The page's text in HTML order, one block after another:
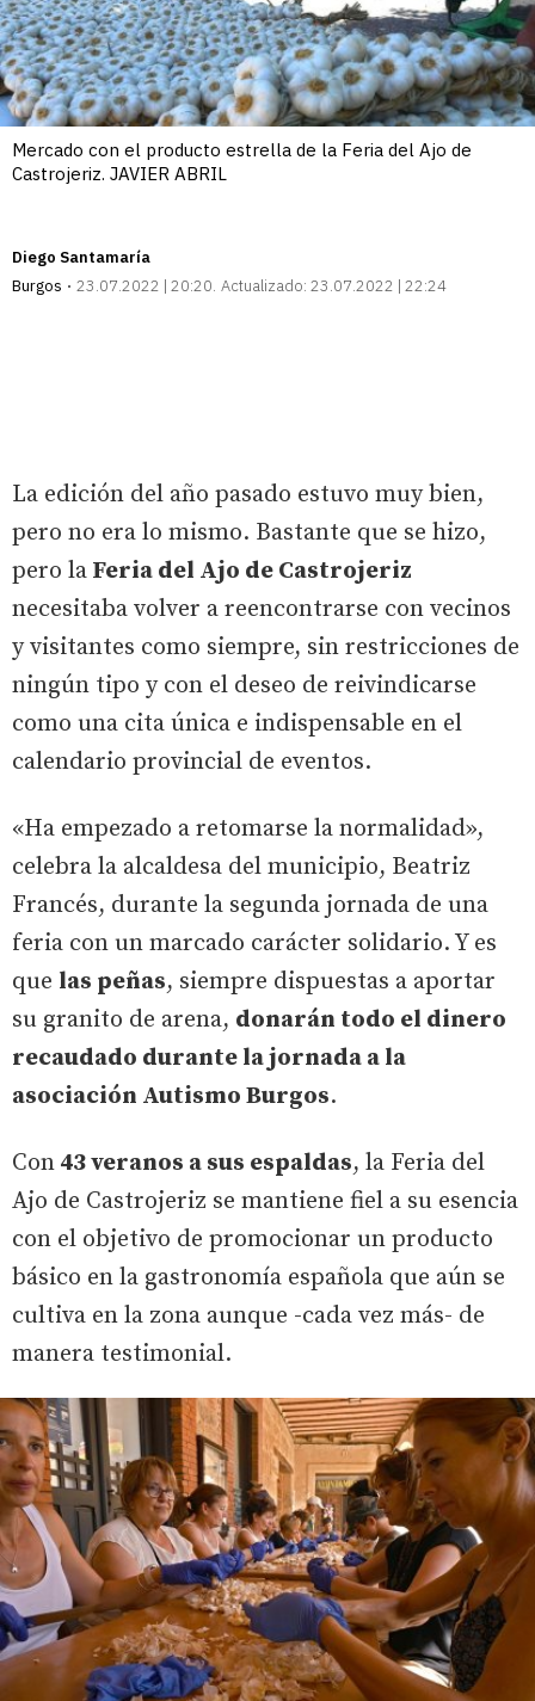
Mercado con el producto estrella de la Feria del Ajo de
Castrojeriz. JAVIER ABRIL
Diego Santamaría
Burgos
23.07.2022 | 20:20 Actualizado: 23.07.2022 | 22:24
La edición del año pasado estuvo muy bien,
pero no era lo mismo. Bastante que se hizo,
pero la Feria del Ajo de Castrojeriz
necesitaba volver a reencontrarse con vecinos
y visitantes como siempre, sin restricciones de
ningún tipo y con el deseo de reivindicarse
como una cita única e indispensable en el
calendario provincial de eventos.
«Ha empezado a retomarse la normalidad»,
celebra la alcaldesa del municipio, Beatriz
Francés, durante la segunda jornada de una
feria con un marcado carácter solidario. Y es
que las peñas, siempre dispuestas a aportar
su granito de arena, donarán todo el dinero
recaudado durante la jornada a la
asociación Autismo Burgos.
Con 43 veranos a sus espaldas, la Feria del
Ajo de Castrojeriz se mantiene fiel a su esencia
con el objetivo de promocionar un producto
básico en la gastronomía española que aún se
cultiva en la zona aunque -cada vez más- de
manera testimonial.